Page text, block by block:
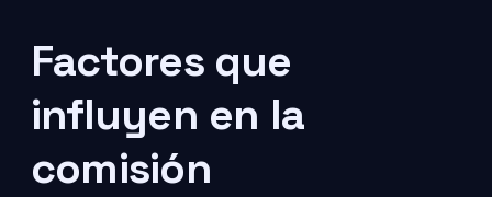
Factores que
influyen en la
comisión